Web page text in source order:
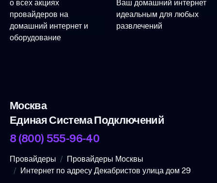
о всех акциях
провайдеров на
домашний интернет и
оборудование
Ваш домашний интернет
идеальным для любых
развлечений
Москва
Единая Система Подключений
8 (800) 555-96-40
Провайдеры
Провайдеры Москвы
Интернет по адресу Декабристов улица дом 29